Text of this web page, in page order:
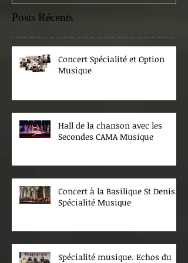
Posts Récents
Concert Spécialité et Option
Musique
Hall de la chanson avec les
Secondes CAMA Musique
Concert à la Basilique St Denis.
Spécialité Musique
Spécialité musique. Echos du